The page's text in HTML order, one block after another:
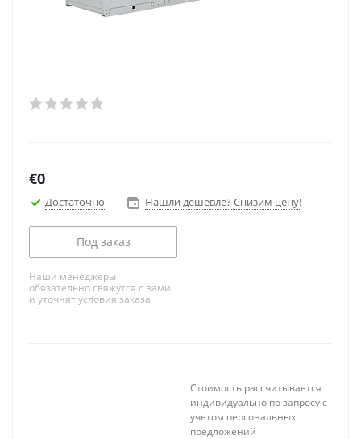
€0
Достаточно Нашли дешевле? Снизим цену!
Под заказ
Наши менеджеры
обязательно свяжутся с вами
и уточнят условия заказа
Стоимость рассчитывается
индивидуально по запросу с
учетом персональных
предложений